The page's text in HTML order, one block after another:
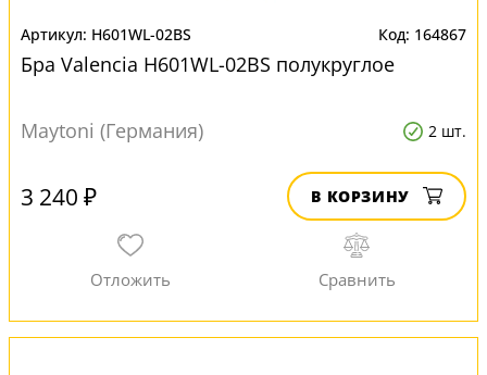
H601WL-02BS 164867
Бра Valencia H601WL-02BS полукруглое
Maytoni (Германия) 2 шт.
3 240 ₽ В КОРЗИНУ